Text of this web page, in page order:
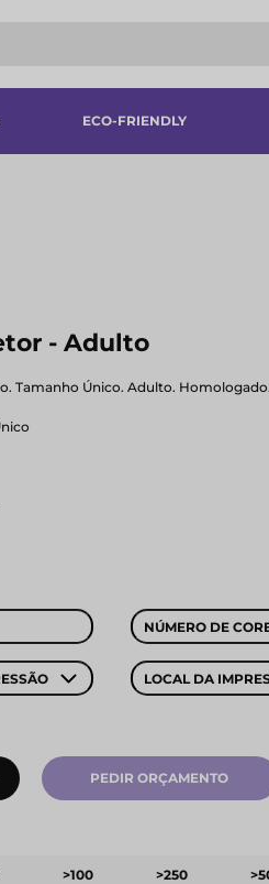
ECO-FRIENDLY
- Adulto
Tamanho Único. Adulto.
NÚMERO DE
LOCAL DA
PEDIR ORÇAMENTO
>100 >250